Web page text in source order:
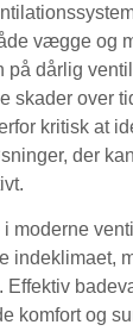
vægge og
på dårlig
skader over
kritisk at
der
moderne
indeklimaet,
komfort og